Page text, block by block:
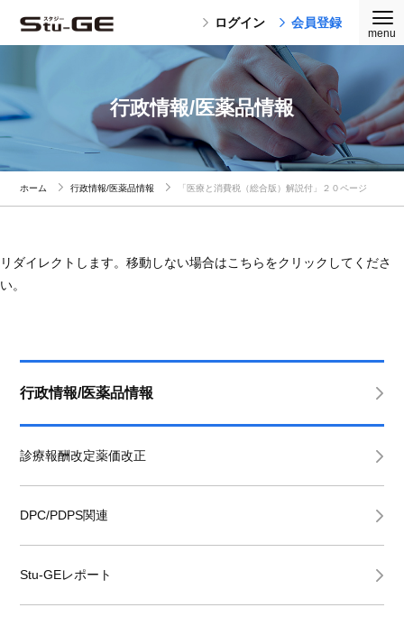
ログイン 会員登録
行政情報/医薬品情報
ホーム 行政情報/医薬品情報 「医療と消費税（総合版）解説付」２０ページ
リダイレクトします。移動しない場合はこちらをクリックしてくださ
い。
行政情報/医薬品情報
診療報酬改定薬価改正
DPC/PDPS関連
Stu-GEレポート